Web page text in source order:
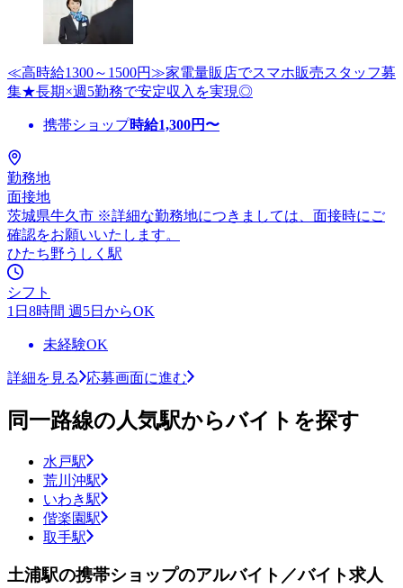
≪高時給1300～1500円≫家電量販店でスマホ販売スタッフ募
集★長期×週5勤務で安定収入を実現◎
携帯ショップ時給1,300円〜
勤務地
面接地
茨城県牛久市 ※詳細な勤務地につきましては、面接時にご
確認をお願いいたします。
ひたち野うしく駅
シフト
1日8時間 週5日からOK
未経験OK
詳細を見る 応募画面に進む
同一路線の人気駅からバイトを探す
水戸駅
荒川沖駅
いわき駅
偕楽園駅
取手駅
土浦駅の携帯ショップのアルバイト／バイト求人